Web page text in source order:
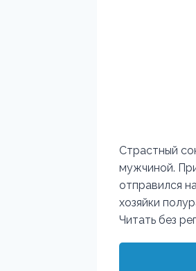
Страстный
мужчиной.
отправился
хозяйки
Читать без